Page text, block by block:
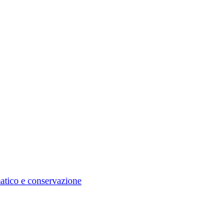
e conservazione